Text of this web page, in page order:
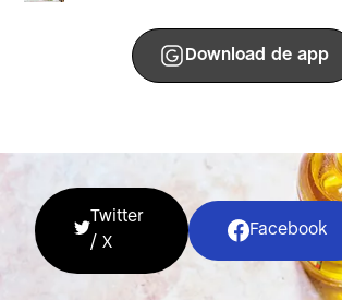
Download de app
Twitter
/ X
Facebook